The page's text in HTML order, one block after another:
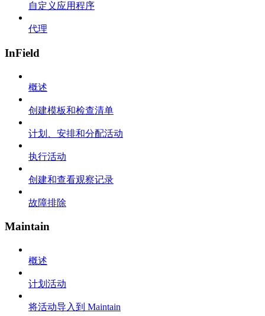
自定义应用程序
代理
InField
概述
创建模板和检查清单
计划、安排和分配活动
执行活动
创建和查看观察记录
故障排除
Maintain
概述
计划活动
将活动导入到 Maintain